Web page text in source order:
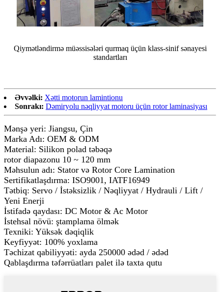
Qiymətləndirmə müəssisələri qurmaq üçün klass-sinif sənayesi
standartları
Əvvəlki: Xətti motorun lamintionu
Sonrakı: Dəmiryolu nəqliyyat motoru üçün rotor laminasiyası
Mənşə yeri: Jiangsu, Çin
Marka Adı: OEM & ODM
Material: Silikon polad təbəqə
rotor diapazonu 10 ~ 120 mm
Məhsulun adı: Stator və Rotor Core Lamination
Sertifikatlaşdırma: ISO9001, IATF16949
Tətbiq: Servo / İstəksizlik / Nəqliyyat / Hydrauli / Lift /
Yeni Enerji
İstifadə qaydası: DC Motor & Ac Motor
İstehsal növü: ştamplama ölmək
Texniki: Yüksək dəqiqlik
Keyfiyyət: 100% yoxlama
Təchizat qabiliyyəti: ayda 250000 ədəd / ədəd
Qablaşdırma təfərrüatları palet ilə taxta qutu